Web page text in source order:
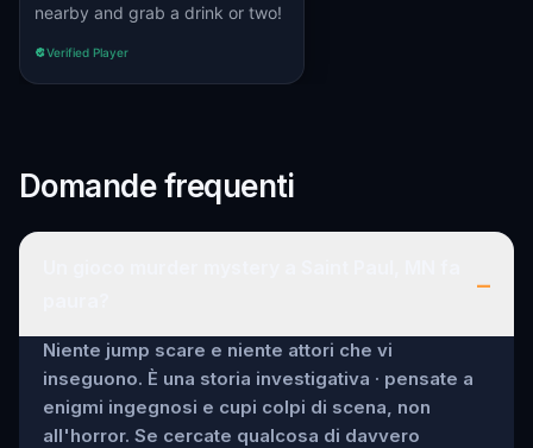
nearby and grab a drink or two!
Verified Player
Domande frequenti
–
Niente jump scare e niente attori che vi
inseguono. È una storia investigativa · pensate a
enigmi ingegnosi e cupi colpi di scena, non
all'horror. Se cercate qualcosa di davvero